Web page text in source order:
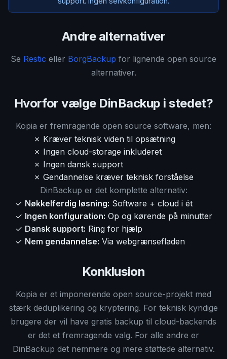
Andre alternativer
Se Restic eller BorgBackup for lignende open source
alternativer.
Hvorfor vælge DinBackup i stedet?
Kopia er fremragende open source software, men:
✗ Kræver teknisk viden til opsætning
✗ Ingen cloud-storage inkluderet
✗ Ingen dansk support
✗ Gendannelse kræver teknisk forståelse
DinBackup er det komplette alternativ:
✓ Nøkkelferdig løsning: Software + cloud i ét
✓ Ingen konfiguration: Op og kørende på minutter
✓ Dansk support: Ring for hjælp
✓ Nem gendannelse: Via webgrænsefladen
Konklusion
Kopia er et imponerende open source-projekt med
stærk deduplikering og kryptering. For teknisk kyndige
brugere der vil have gratis backup til cloud-backends
er det et fremragende valg. For alle andre er
DinBackup det nemmere og mere støttede alternativ.